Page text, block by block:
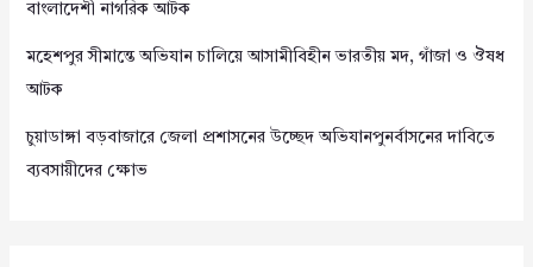
বাংলাদেশী নাগরিক আটক
মহেশপুর সীমান্তে অভিযান চালিয়ে আসামীবিহীন ভারতীয় মদ, গাঁজা ও ঔষধ
আটক
চুয়াডাঙ্গা বড়বাজারে জেলা প্রশাসনের উচ্ছেদ অভিযানপুনর্বাসনের দাবিতে
ব্যবসায়ীদের ক্ষোভ